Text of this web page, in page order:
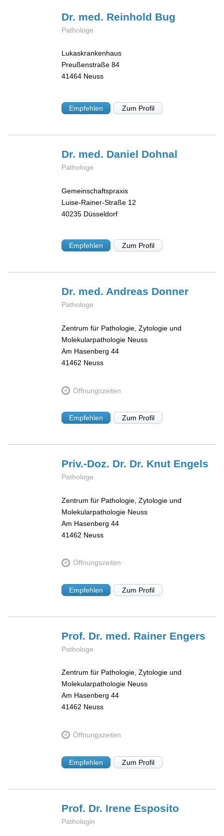
Dr. med. Reinhold Bug
Pathologe
Lukaskrankenhaus
Preußenstraße 84
41464 Neuss
Empfehlen Zum Profil
Dr. med. Daniel Dohnal
Pathologe
Gemeinschaftspraxis
Luise-Rainer-Straße 12
40235 Düsseldorf
Empfehlen Zum Profil
Dr. med. Andreas Donner
Pathologe
Zentrum für Pathologie, Zytologie und
Molekularpathologie Neuss
Am Hasenberg 44
41462 Neuss
Öffnungszeiten
Empfehlen Zum Profil
Priv.-Doz. Dr. Dr. Knut Engels
Pathologe
Zentrum für Pathologie, Zytologie und
Molekularpathologie Neuss
Am Hasenberg 44
41462 Neuss
Öffnungszeiten
Empfehlen Zum Profil
Prof. Dr. med. Rainer Engers
Pathologe
Zentrum für Pathologie, Zytologie und
Molekularpathologie Neuss
Am Hasenberg 44
41462 Neuss
Öffnungszeiten
Empfehlen Zum Profil
Prof. Dr. Irene Esposito
Pathologin